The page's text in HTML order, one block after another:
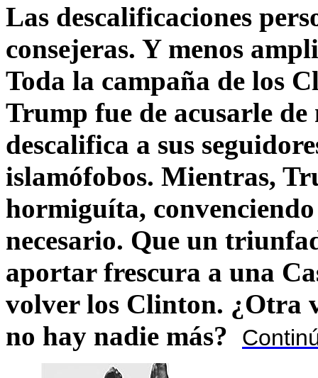
Las descalificaciones
consejeras. Y menos
Toda la campaña de los
Trump fue de acusarle
descalifica a sus
islamófobos. Mientras,
hormiguíta,
necesario. Que un
aportar frescura a una
volver los Clinton. ¿Otra
no hay nadie más?